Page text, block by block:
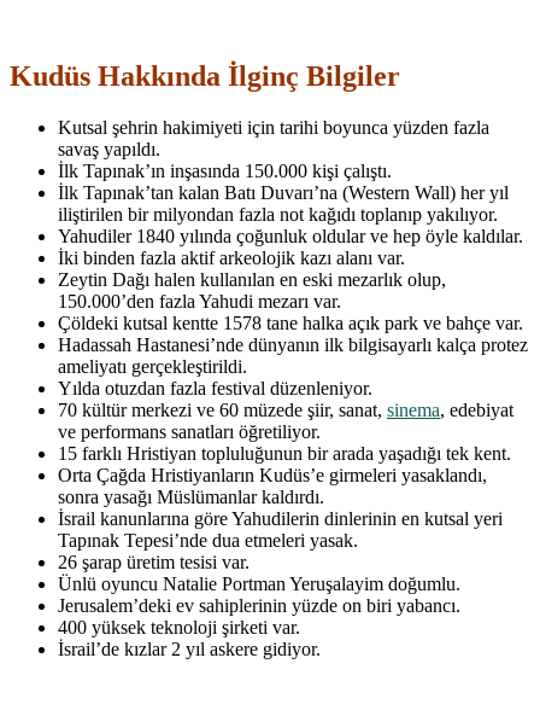
Kudüs Hakkında İlginç Bilgiler
Kutsal şehrin hakimiyeti için tarihi boyunca yüzden fazla
savaş yapıldı.
İlk Tapınak’ın inşasında 150.000 kişi çalıştı.
İlk Tapınak’tan kalan Batı Duvarı’na (Western Wall) her yıl
iliştirilen bir milyondan fazla not kağıdı toplanıp yakılıyor.
Yahudiler 1840 yılında çoğunluk oldular ve hep öyle kaldılar.
İki binden fazla aktif arkeolojik kazı alanı var.
Zeytin Dağı halen kullanılan en eski mezarlık olup,
150.000’den fazla Yahudi mezarı var.
Çöldeki kutsal kentte 1578 tane halka açık park ve bahçe var.
Hadassah Hastanesi’nde dünyanın ilk bilgisayarlı kalça protez
ameliyatı gerçekleştirildi.
Yılda otuzdan fazla festival düzenleniyor.
70 kültür merkezi ve 60 müzede şiir, sanat, sinema, edebiyat
ve performans sanatları öğretiliyor.
15 farklı Hristiyan topluluğunun bir arada yaşadığı tek kent.
Orta Çağda Hristiyanların Kudüs’e girmeleri yasaklandı,
sonra yasağı Müslümanlar kaldırdı.
İsrail kanunlarına göre Yahudilerin dinlerinin en kutsal yeri
Tapınak Tepesi’nde dua etmeleri yasak.
26 şarap üretim tesisi var.
Ünlü oyuncu Natalie Portman Yeruşalayim doğumlu.
Jerusalem’deki ev sahiplerinin yüzde on biri yabancı.
400 yüksek teknoloji şirketi var.
İsrail’de kızlar 2 yıl askere gidiyor.